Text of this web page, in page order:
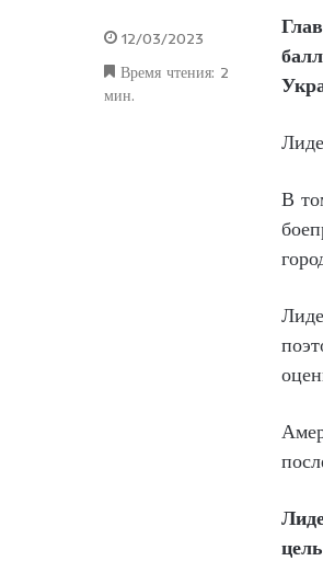
В
12/03/2023
Время чтения: 2
мин.